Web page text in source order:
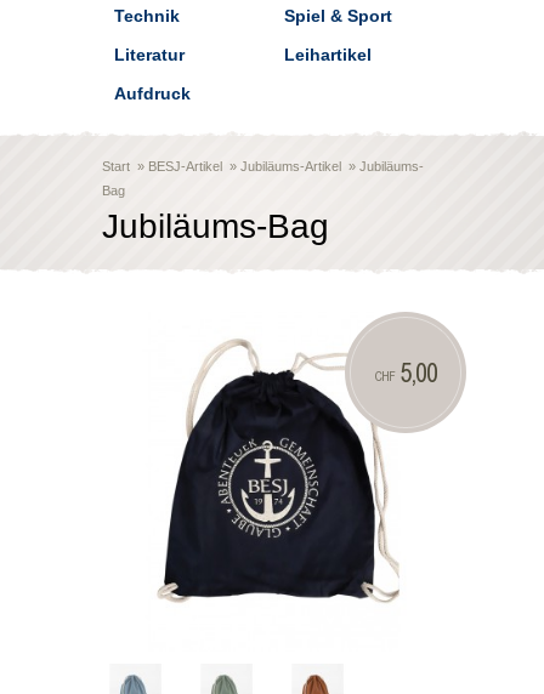
Technik
Spiel & Sport
Literatur
Leihartikel
Aufdruck
Start » BESJ-Artikel » Jubiläums-Artikel » Jubiläums-
Bag
Jubiläums-Bag
CHF5,00